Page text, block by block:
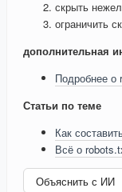
скрыть
ограничить
дополнительная
Подробнее о
Статьи по теме
Как
Всё о
Объяснить с ИИ